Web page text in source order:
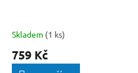
Skladem (1 ks)
759 Kč